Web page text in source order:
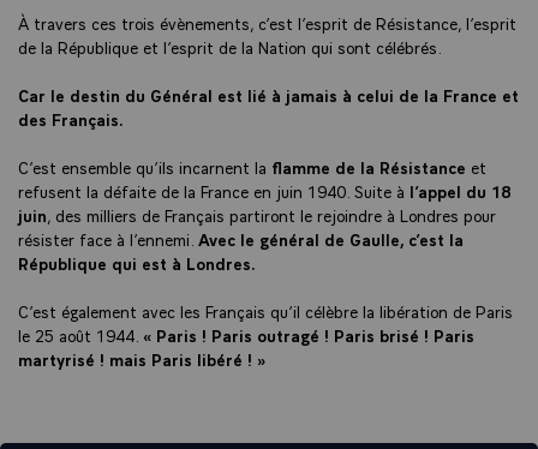
À travers ces trois évènements, c’est l’esprit de Résistance, l’esprit
de la République et l’esprit de la Nation qui sont célébrés.
Car le destin du Général est lié à jamais à celui de la France et
des Français.
C’est ensemble qu’ils incarnent la flamme de la Résistance et
refusent la défaite de la France en juin 1940. Suite à l’appel du 18
juin, des milliers de Français partiront le rejoindre à Londres pour
résister face à l’ennemi. Avec le général de Gaulle, c’est la
République qui est à Londres.
C’est également avec les Français qu’il célèbre la libération de Paris
le 25 août 1944. « Paris ! Paris outragé ! Paris brisé ! Paris
martyrisé ! mais Paris libéré ! »